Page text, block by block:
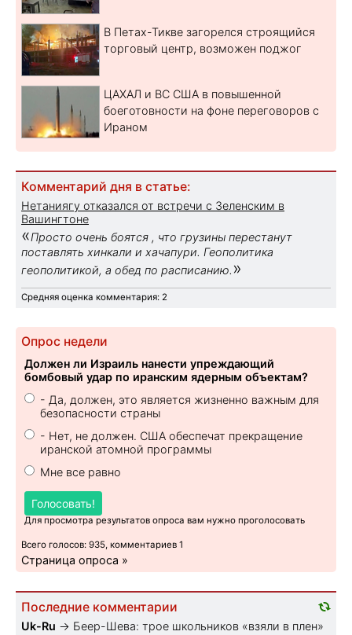
В Петах-Тикве загорелся строящийся
торговый центр, возможен поджог
ЦАХАЛ и ВС США в повышенной
боеготовности на фоне переговоров с
Ираном
Комментарий дня в статье:
Нетаниягу отказался от встречи с Зеленским в
Вашингтоне
«Просто очень боятся , что грузины перестанут
поставлять хинкали и хачапури. Геополитика
геополитикой, а обед по расписанию. »
Средняя оценка комментария: 2
Опрос недели
Должен ли Израиль нанести упреждающий
бомбовый удар по иранским ядерным объектам?
- Да, должен, это является жизненно важным для
безопасности страны
- Нет, не должен. США обеспечат прекращение
иранской атомной программы
Мне все равно
Голосовать!
Для просмотра результатов опроса вам нужно проголосовать
Всего голосов: 935, комментариев 1
Страница опроса »
Последние комментарии
Uk-Ru → Беер-Шева: трое школьников «взяли в плен»